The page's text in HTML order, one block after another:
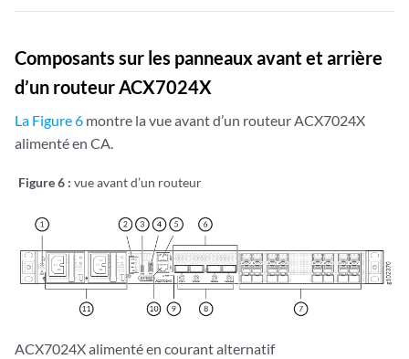
Composants sur les panneaux avant et arrière
d’un routeur ACX7024X
La Figure 6 montre la vue avant d’un routeur ACX7024X
alimenté en CA.
Figure 6 : vue avant d’un routeur
ACX7024X alimenté en courant alternatif